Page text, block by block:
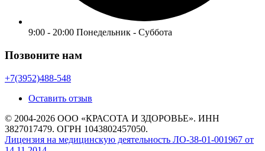
9:00 - 20:00 Понедельник - Суббота
Позвоните нам
+7(3952)488-548
Оставить отзыв
© 2004-2026 ООО «КРАСОТА И ЗДОРОВЬЕ». ИНН
3827017479. ОГРН 1043802457050.
Лицензия на медицинскую деятельность ЛО-38-01-001967 от